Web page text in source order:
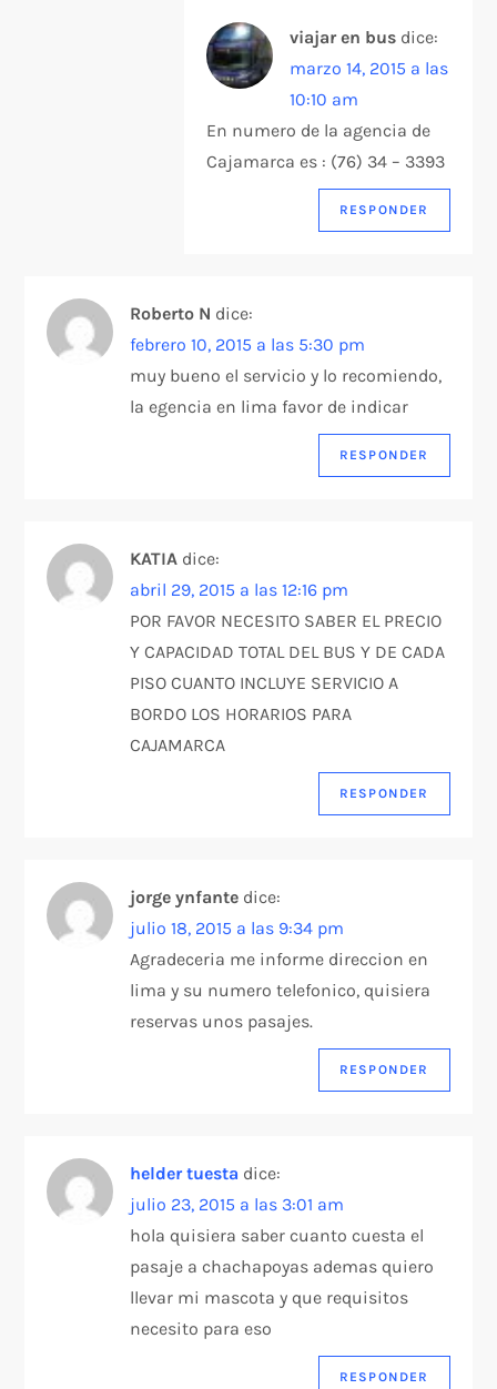
viajar en bus dice:
marzo 14, 2015 a las
10:10 am
En numero de la agencia de
Cajamarca es : (76) 34 – 3393
RESPONDER
Roberto N dice:
febrero 10, 2015 a las 5:30 pm
muy bueno el servicio y lo recomiendo,
la egencia en lima favor de indicar
RESPONDER
KATIA dice:
abril 29, 2015 a las 12:16 pm
POR FAVOR NECESITO SABER EL PRECIO
Y CAPACIDAD TOTAL DEL BUS Y DE CADA
PISO CUANTO INCLUYE SERVICIO A
BORDO LOS HORARIOS PARA
CAJAMARCA
RESPONDER
jorge ynfante dice:
julio 18, 2015 a las 9:34 pm
Agradeceria me informe direccion en
lima y su numero telefonico, quisiera
reservas unos pasajes.
RESPONDER
helder tuesta dice:
julio 23, 2015 a las 3:01 am
hola quisiera saber cuanto cuesta el
pasaje a chachapoyas ademas quiero
llevar mi mascota y que requisitos
necesito para eso
RESPONDER